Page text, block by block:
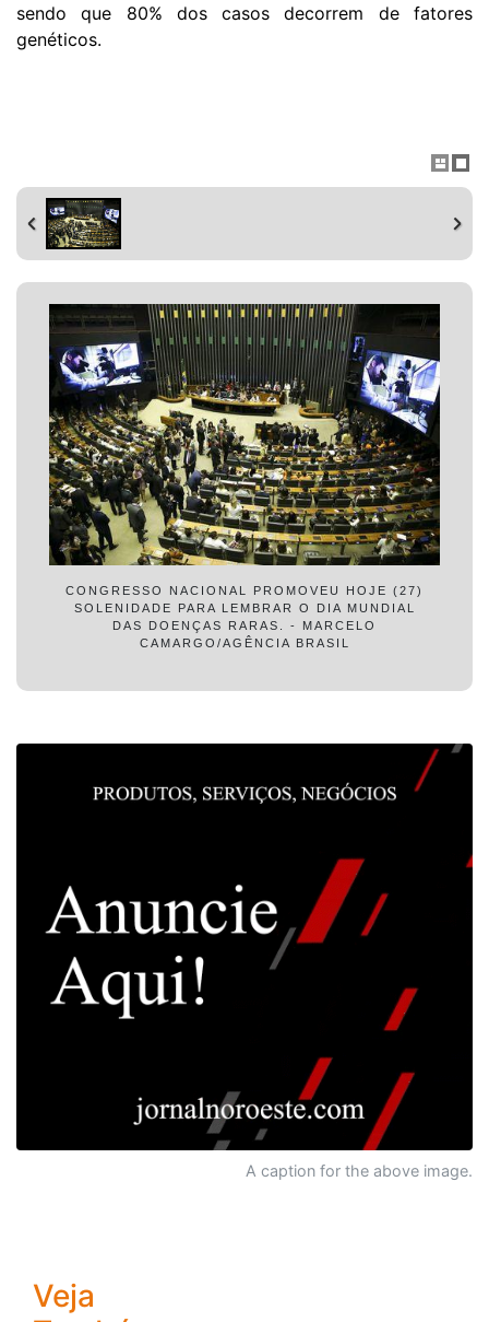
sendo que 80% dos casos decorrem de fatores
genéticos.
CONGRESSO NACIONAL PROMOVEU HOJE (27)
SOLENIDADE PARA LEMBRAR O DIA MUNDIAL
DAS DOENÇAS RARAS. - MARCELO
CAMARGO/AGÊNCIA BRASIL
A caption for the above image.
Veja